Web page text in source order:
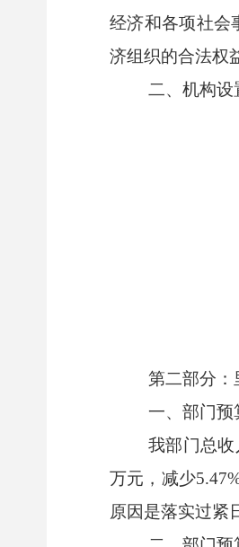
经济和各项社会
济组织的合法权
二、机构设
第二部分：
一、部门预
我部门总收
万元，减少
原因是落实过紧